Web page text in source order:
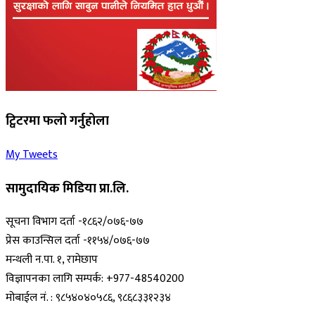
ट्विटरमा फलो गर्नुहोला
My Tweets
सामुदायिक मिडिया प्रा.लि.
सूचना विभाग दर्ता -१८६२/०७६-७७
प्रेस काउन्सिल दर्ता -११५४/०७६-७७
मन्थली न.पा. १, रामेछाप
विज्ञापनका लागि सम्पर्क: +977-48540200
मोबाईल नं. : ९८५४०४०५८६, ९८६८३३१२३४